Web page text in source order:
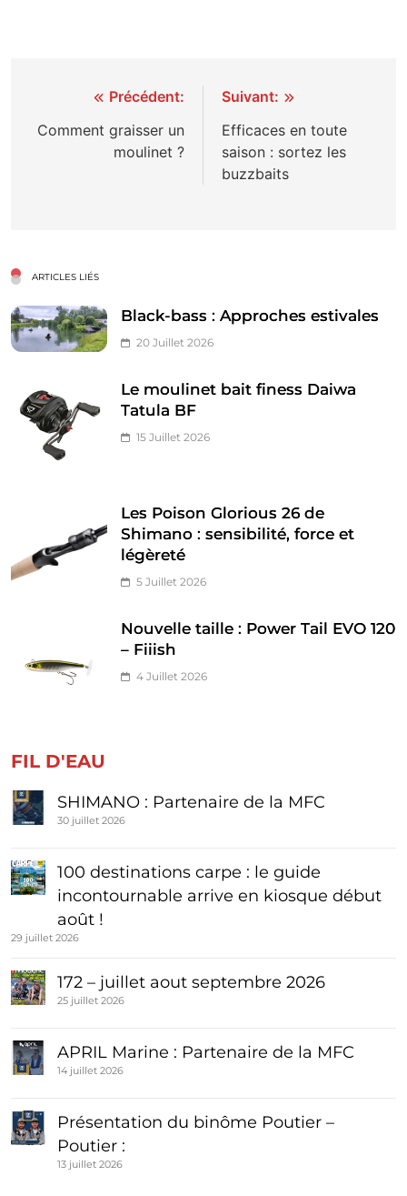
Navigation
de
Précédent:
Comment graisser un
moulinet ?
Suivant:
Efficaces en toute
saison : sortez les
buzzbaits
ARTICLES LIÉS
Black-bass : Approches estivales
20 Juillet 2026
Le moulinet bait finess Daiwa
Tatula BF
15 Juillet 2026
Les Poison Glorious 26 de
Shimano : sensibilité, force et
légèreté
5 Juillet 2026
Nouvelle taille : Power Tail EVO 120
– Fiiish
4 Juillet 2026
FIL D'EAU
SHIMANO : Partenaire de la MFC
30 juillet 2026
100 destinations carpe : le guide
incontournable arrive en kiosque début
août !
29 juillet 2026
172 – juillet aout septembre 2026
25 juillet 2026
APRIL Marine : Partenaire de la MFC
14 juillet 2026
Présentation du binôme Poutier –
Poutier :
13 juillet 2026